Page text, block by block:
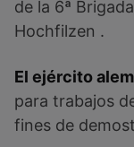
de la 6ª
Hochfilzen .
El ejército
para trabajos
fines de